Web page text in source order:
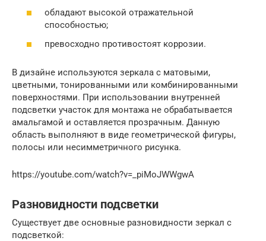
обладают высокой отражательной
способностью;
превосходно противостоят коррозии.
В дизайне используются зеркала с матовыми,
цветными, тонированными или комбинированными
поверхностями. При использовании внутренней
подсветки участок для монтажа не обрабатывается
амальгамой и оставляется прозрачным. Данную
область выполняют в виде геометрической фигуры,
полосы или несимметричного рисунка.
https://youtube.com/watch?v=_piMoJWWgwA
Разновидности подсветки
Существует две основные разновидности зеркал с
подсветкой: